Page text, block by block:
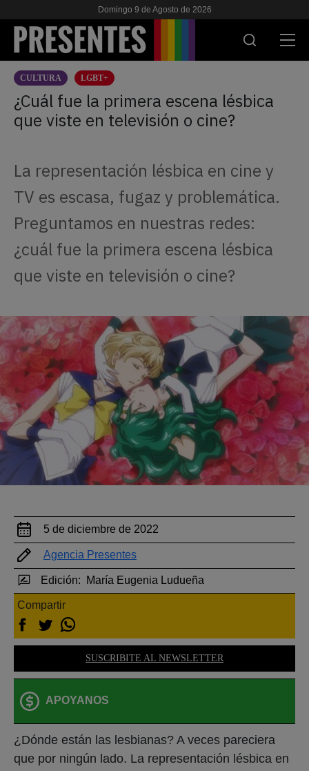
Domingo 9 de Agosto de 2026
ACTUALIDAD
INVESTIGACIONES
ESCUELA
APOYANOS
CULTURA LGBT+
¿Cuál fue la primera escena lésbica
que viste en televisión o cine?
La representación lésbica en cine y
TV es escasa, fugaz y problemática.
Preguntamos en nuestras redes:
¿cuál fue la primera escena lésbica
que viste en televisión o cine?
5 de diciembre de 2022
Agencia Presentes
Edición: María Eugenia Ludueña
Compartir
SUSCRIBITE AL NEWSLETTER
APOYANOS
¿Dónde están las lesbianas? A veces pareciera
que por ningún lado. La representación lésbica en